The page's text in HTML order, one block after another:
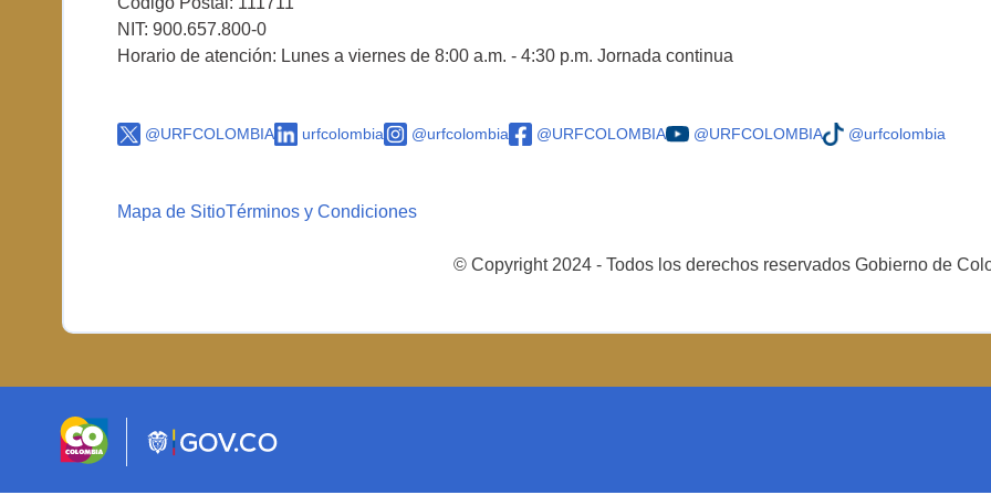
NIT: 900.657.800-0
Horario de atención: Lunes a viernes de 8:00 a.m. - 4:30 p.m. Jornada continua
@URFCOLOMBIA urfcolombia @urfcolombia @URFCOLOMBIA @URFCOLOMBIA @urfcolombia
Mapa de SitioTérminos y Condiciones
© Copyright 2024 - Todos los derechos reservados Gobierno de